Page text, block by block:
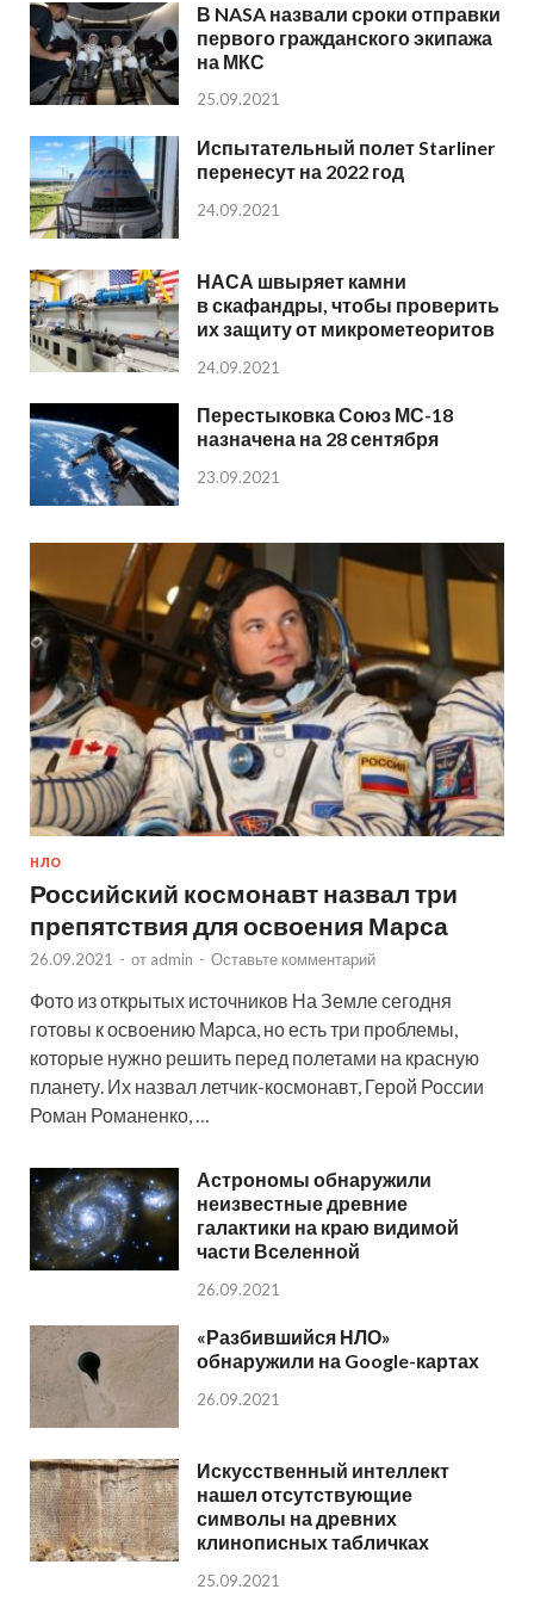
В NASA назвали сроки отправки
первого гражданского экипажа
на МКС
25.09.2021
Испытательный полет Starliner
перенесут на 2022 год
24.09.2021
НАСА швыряет камни
в скафандры, чтобы проверить
их защиту от микрометеоритов
24.09.2021
Перестыковка Союз МС-18
назначена на 28 сентября
23.09.2021
НЛО
Российский космонавт назвал три
препятствия для освоения Марса
26.09.2021 - от admin - Оставьте комментарий
Фото из открытых источников На Земле сегодня
готовы к освоению Марса, но есть три проблемы,
которые нужно решить перед полетами на красную
планету. Их назвал летчик-космонавт, Герой России
Роман Романенко, …
Астрономы обнаружили
неизвестные древние
галактики на краю видимой
части Вселенной
26.09.2021
«Разбившийся НЛО»
обнаружили на Google-картах
26.09.2021
Искусственный интеллект
нашел отсутствующие
символы на древних
клинописных табличках
25.09.2021